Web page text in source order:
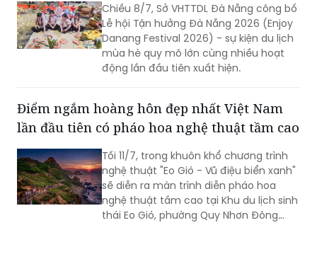
Chiều 8/7, Sở VHTTDL Đà Nẵng công bố
Lễ hội Tận hưởng Đà Nẵng 2026 (Enjoy
Danang Festival 2026) - sự kiện du lịch
mùa hè quy mô lớn cùng nhiều hoạt
động lần đầu tiên xuất hiện.
Điểm ngắm hoàng hôn đẹp nhất Việt Nam
lần đầu tiên có pháo hoa nghệ thuật tầm cao
Tối 11/7, trong khuôn khổ chương trình
nghệ thuật "Eo Gió - Vũ điệu biển xanh"
sẽ diễn ra màn trình diễn pháo hoa
nghệ thuật tầm cao tại Khu du lịch sinh
thái Eo Gió, phường Quy Nhơn Đông